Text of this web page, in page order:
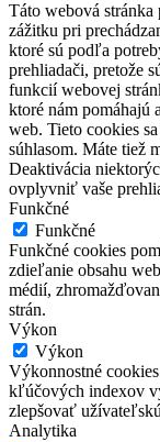
Táto webová stránka
zážitku pri
ktoré sú podľa
prehliadači, pretože
funkcií webovej
ktoré nám pomáhajú
web. Tieto cookies
súhlasom. Máte tiež
Deaktivácia
ovplyvniť vaše
Funkčné
Funkčné
Funkčné cookies
zdieľanie obsahu
médií,
strán.
Výkon
Výkon
Výkonnostné
kľúčových indexov
zlepšovať
Analytika